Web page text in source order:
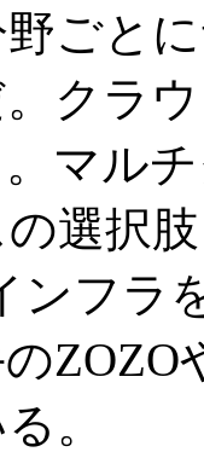
ごと
クラ
マル
選択
ンフラ
。